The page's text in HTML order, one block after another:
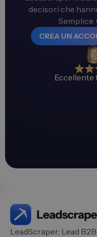
decisori che
Semplice.
CREA UN
Eccellente
LeadScraper: Lead